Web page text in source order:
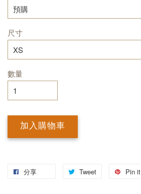
尺寸
數量
加入購物車
分享 Tweet Pin it